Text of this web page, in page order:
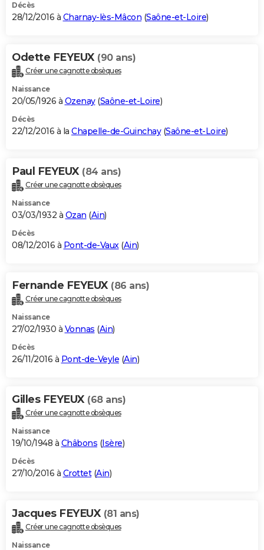
Décès
28/12/2016 à Charnay-lès-Mâcon (Saône-et-Loire)
Odette FEYEUX (90 ans)
Créer une cagnotte obsèques
Naissance
20/05/1926 à Ozenay(Saône-et-Loire)
Décès
22/12/2016 à la Chapelle-de-Guinchay(Saône-et-Loire)
Paul FEYEUX (84 ans)
Créer une cagnotte obsèques
Naissance
03/03/1932 à Ozan (Ain)
Décès
08/12/2016 à Pont-de-Vaux(Ain)
Fernande FEYEUX (86 ans)
Créer une cagnotte obsèques
Naissance
27/02/1930 à Vonnas (Ain)
Décès
26/11/2016 à Pont-de-Veyle (Ain)
Gilles FEYEUX (68 ans)
Créer une cagnotte obsèques
Naissance
19/10/1948 à Châbons (Isère)
Décès
27/10/2016 à Crottet(Ain)
Jacques FEYEUX (81 ans)
Créer une cagnotte obsèques
Naissance